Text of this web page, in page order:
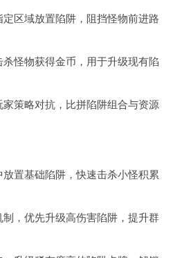
区域放置陷阱，阻挡怪物前进路
怪物获得金币，用于升级现有陷
策略对抗，比拼陷阱组合与资源
置基础陷阱，快速击杀小怪积累
，优先升级高伤害陷阱，提升群